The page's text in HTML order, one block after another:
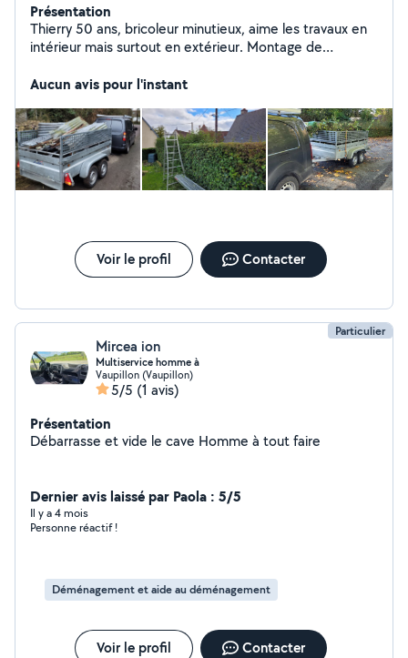
Présentation
Thierry 50 ans, bricoleur minutieux, aime les travaux en
intérieur mais surtout en extérieur. Montage de
tonte, débroussaillage, taille de haies, coupe de bois,
Aucun avis pour l'instant
Voir le profil Contacter
Particulier
Mircea ion
Multiservice homme à
Vaupillon (Vaupillon)
5/5 (1 avis)
Présentation
Débarrasse et vide le cave Homme à tout faire
Dernier avis laissé par Paola : 5/5
Il y a 4 mois
Personne réactif !
Déménagement et aide au déménagement
Voir le profil Contacter